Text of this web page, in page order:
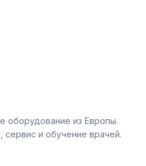
оборудование из Европы.
и обучение врачей.